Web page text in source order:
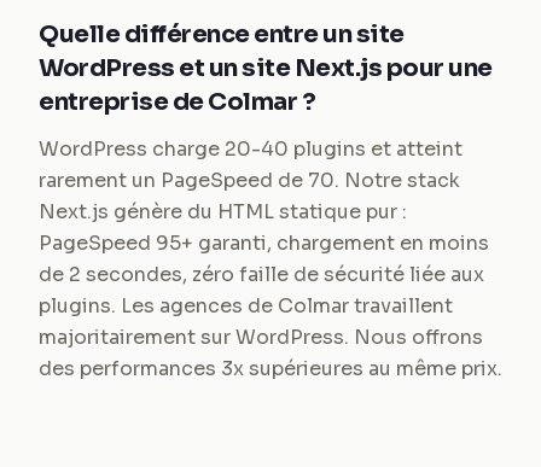
Quelle différence entre un site
WordPress et un site Next.js pour une
entreprise de Colmar ?
WordPress charge 20-40 plugins et atteint
rarement un PageSpeed de 70. Notre stack
Next.js génère du HTML statique pur :
PageSpeed 95+ garanti, chargement en moins
de 2 secondes, zéro faille de sécurité liée aux
plugins. Les agences de Colmar travaillent
majoritairement sur WordPress. Nous offrons
des performances 3x supérieures au même prix.